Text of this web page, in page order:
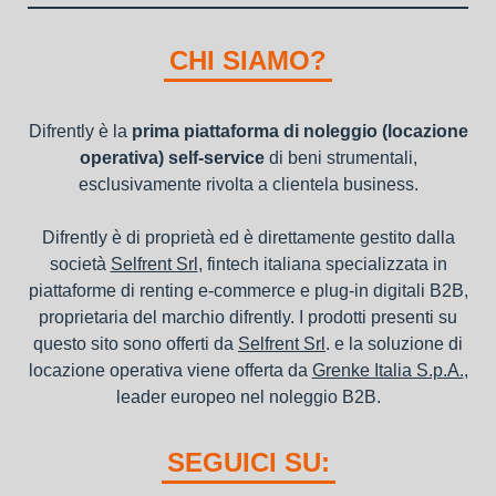
della richiesta da parte della stessa.
nel bilancio, poiché i canoni vengono considerati un servizio. I
canoni di noleggio sono deducibili ai fini IRES e IRAP
CHI SIAMO?
Difrently è la prima piattaforma di noleggio (locazione
operativa) self-servicedi beni strumentali,
esclusivamente rivolta a clientela business.
Difrently è di proprietà ed è direttamente gestito dalla
società Selfrent Srl , fintech italiana specializzata in
piattaforme di renting e-commerce e plug-in digitali B2B,
proprietaria del marchio difrently. I prodotti presenti su
questo sito sono offerti da Selfrent Srl . e la soluzione di
locazione operativa viene offerta da Grenke Italia S.p.A.,
leader europeo nel noleggio B2B.
SEGUICI SU: